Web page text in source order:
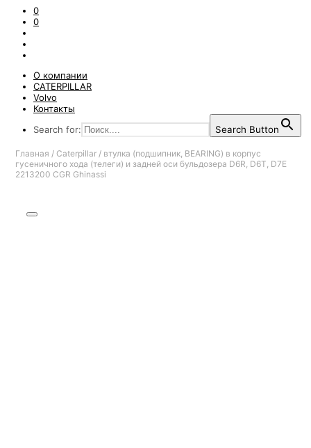
0
0
О компании
CATERPILLAR
Volvo
Контакты
Search for:
Search Button
Главная / Caterpillar / втулка (подшипник, BEARING) в корпус
гусеничного хода (телеги) и задней оси бульдозера D6R, D6T, D7E
2213200 CGR Ghinassi